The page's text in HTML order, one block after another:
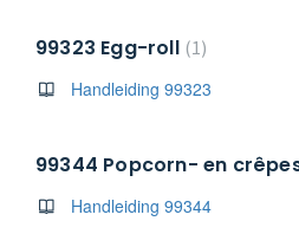
99323 Egg-roll 1
Handleiding 99323
99344 Popcorn- en
Handleiding 99344